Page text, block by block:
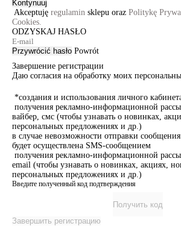
Kontynuuj
Akceptuję regulamin sklepu oraz Politykę
Cookies.
ODZYSKAJ HASŁO
Przywrócić hasło Powrót
Завершение регистрации
Даю согласия на обработку моих
*создания и использования личного
получения рекламно-информационной
вайбер, смс (чтобы узнавать о новинках,
персональных предложениях и др.)
в случае невозможности отправки
будет осуществлена SMS-сообщением
получения рекламно-информационной
email (чтобы узнавать о новинках, акциях,
персональных предложениях и др.)
Введите полученный код подтверждения
Получить код
Завершить регистрацию